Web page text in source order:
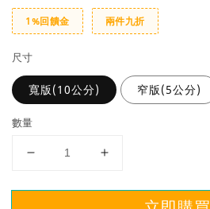
1%回饋金 兩件九折
尺寸
寬版(10公分) 窄版(5公分)
數量